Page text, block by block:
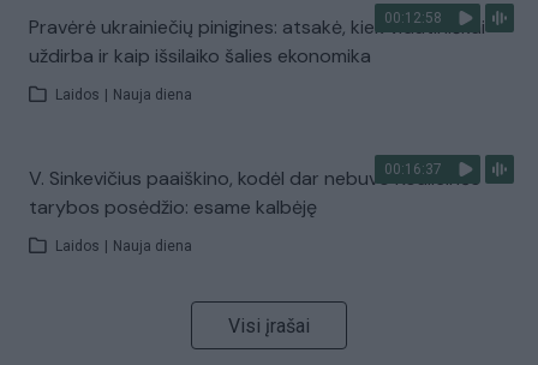
00:12:58
Pravėrė ukrainiečių pinigines: atsakė, kiek vidutiniškai
uždirba ir kaip išsilaiko šalies ekonomika
Laidos Nauja diena
00:16:37
V. Sinkevičius paaiškino, kodėl dar nebuvo Koalicinės
tarybos posėdžio: esame kalbėję
Laidos Nauja diena
Visi įrašai